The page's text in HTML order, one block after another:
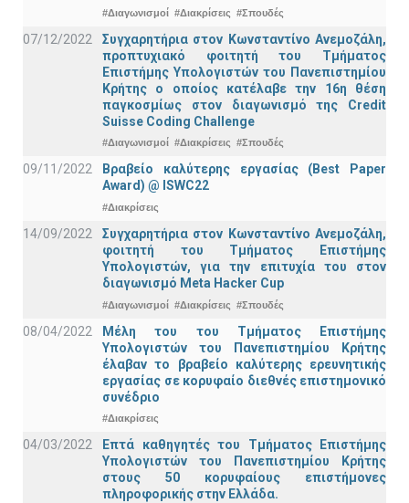
#Διαγωνισμοί #Διακρίσεις #Σπουδές
07/12/2022
Συγχαρητήρια στον Κωνσταντίνο Ανεμοζάλη,
προπτυχιακό φοιτητή του Τμήματος
Επιστήμης Υπολογιστών του Πανεπιστημίου
Κρήτης ο οποίος κατέλαβε την 16η θέση
παγκοσμίως στον διαγωνισμό της Credit
Suisse Coding Challenge
#Διαγωνισμοί #Διακρίσεις #Σπουδές
09/11/2022
Βραβείο καλύτερης εργασίας (Best Paper
Award) @ ISWC22
#Διακρίσεις
14/09/2022
Συγχαρητήρια στον Κωνσταντίνο Ανεμοζάλη,
φοιτητή του Τμήματος Επιστήμης
Υπολογιστών, για την επιτυχία του στον
διαγωνισμό Meta Hacker Cup
#Διαγωνισμοί #Διακρίσεις #Σπουδές
08/04/2022
Μέλη του του Τμήματος Επιστήμης
Υπολογιστών του Πανεπιστημίου Κρήτης
έλαβαν το βραβείο καλύτερης ερευνητικής
εργασίας σε κορυφαίο διεθνές επιστημονικό
συνέδριο
#Διακρίσεις
04/03/2022
Επτά καθηγητές του Τμήματος Επιστήμης
Υπολογιστών του Πανεπιστημίου Κρήτης
στους 50 κορυφαίους επιστήμονες
πληροφορικής στην Ελλάδα.